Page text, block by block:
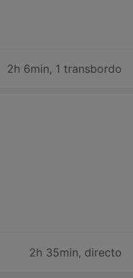
2h 6min, 1 transbordo
2h 35min, directo